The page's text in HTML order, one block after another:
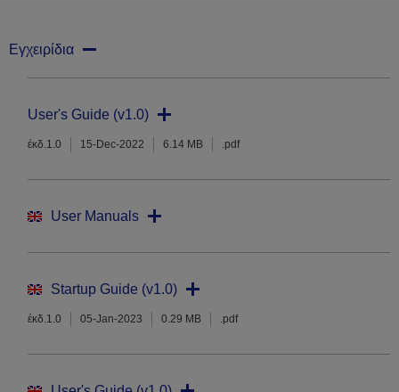
Εγχειρίδια
User's Guide (v1.0)
έκδ.1.0 15-Dec-2022 6.14 MB .pdf
User Manuals
Startup Guide (v1.0)
έκδ.1.0 05-Jan-2023 0.29 MB .pdf